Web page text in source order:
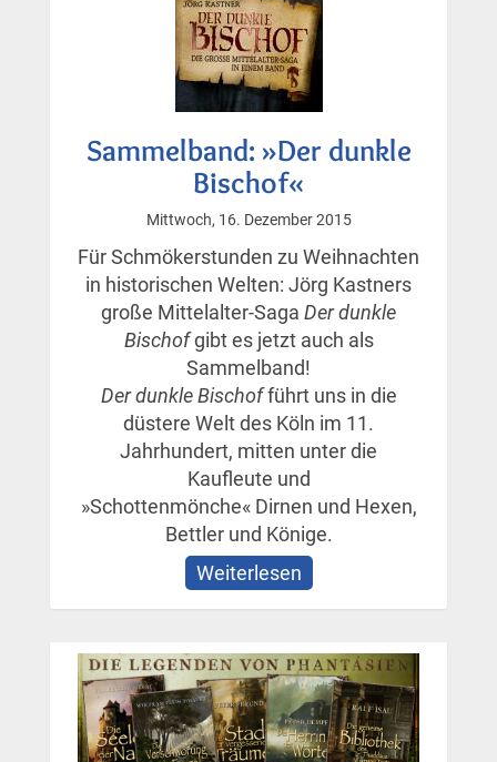
Sammelband: »Der dunkle
Bischof«
Mittwoch, 16. Dezember 2015
Für Schmökerstunden zu Weihnachten
in historischen Welten: Jörg Kastners
große Mittelalter-Saga Der dunkle
Bischofgibt es jetzt auch als
Sammelband!
Der dunkle Bischofführt uns in die
düstere Welt des Köln im 11.
Jahrhundert, mitten unter die
Kaufleute und
»Schottenmönche« Dirnen und Hexen,
Bettler und Könige.
Weiterlesen
dunkle
Bischof«